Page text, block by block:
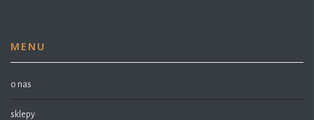
MENU
o nas
sklepy